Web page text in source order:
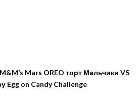
Mars OREO торт Мальчики VS
Egg on Candy Challenge